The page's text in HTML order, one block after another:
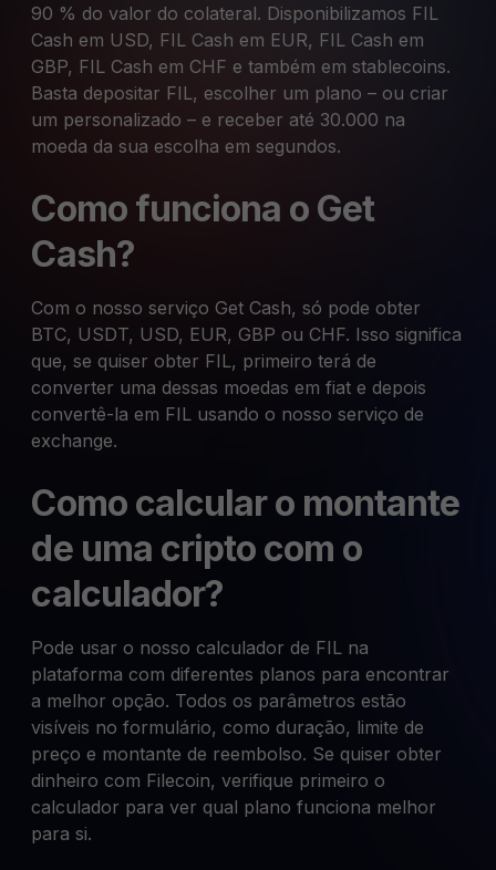
90 % do valor do colateral. Disponibilizamos FIL
Cash em USD, FIL Cash em EUR, FIL Cash em
GBP, FIL Cash em CHF e também em stablecoins.
Basta depositar FIL, escolher um plano – ou criar
um personalizado – e receber até 30.000 na
moeda da sua escolha em segundos.
Como funciona o Get
Cash?
Com o nosso serviço Get Cash, só pode obter
BTC, USDT, USD, EUR, GBP ou CHF. Isso significa
que, se quiser obter FIL, primeiro terá de
converter uma dessas moedas em fiat e depois
convertê-la em FIL usando o nosso serviço de
exchange.
Como calcular o montante
de uma cripto com o
calculador?
Pode usar o nosso calculador de FIL na
plataforma com diferentes planos para encontrar
a melhor opção. Todos os parâmetros estão
visíveis no formulário, como duração, limite de
preço e montante de reembolso. Se quiser obter
dinheiro com Filecoin, verifique primeiro o
calculador para ver qual plano funciona melhor
para si.